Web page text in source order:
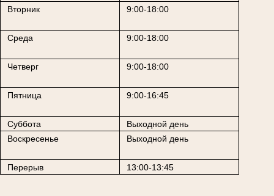
Вторник 9:00-18:00
Среда 9:00-18:00
Четверг 9:00-18:00
Пятница 9:00-16:45
Суббота
Выходной день
Воскресенье
Выходной день
Перерыв 13:00-13:45